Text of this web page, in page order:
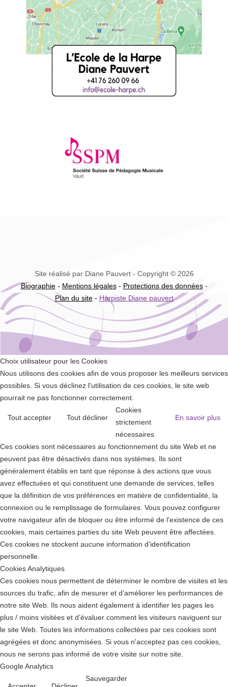
Site réalisé par Diane Pauvert - Copyright © 2026
Biographie- Mentions légales- Protections des données-
Plan du site- Harpiste Diane pauvert
Choix utilisateur pour les Cookies
Nous utilisons des cookies afin de vous proposer les meilleurs services
possibles. Si vous déclinez l'utilisation de ces cookies, le site web
pourrait ne pas fonctionner correctement.
Tout accepter Tout décliner En savoir plus
Cookies
strictement
nécessaires
Ces cookies sont nécessaires au fonctionnement du site Web et ne
peuvent pas être désactivés dans nos systèmes. Ils sont
généralement établis en tant que réponse à des actions que vous
avez effectuées et qui constituent une demande de services, telles
que la définition de vos préférences en matière de confidentialité, la
connexion ou le remplissage de formulaires. Vous pouvez configurer
votre navigateur afin de bloquer ou être informé de l'existence de ces
cookies, mais certaines parties du site Web peuvent être affectées.
Ces cookies ne stockent aucune information d’identification
personnelle.
Cookies Analytiques
Ces cookies nous permettent de déterminer le nombre de visites et les
sources du trafic, afin de mesurer et d’améliorer les performances de
notre site Web. Ils nous aident également à identifier les pages les
plus / moins visitées et d’évaluer comment les visiteurs naviguent sur
le site Web. Toutes les informations collectées par ces cookies sont
agrégées et donc anonymisées. Si vous n'acceptez pas ces cookies,
nous ne serons pas informé de votre visite sur notre site.
Google Analytics
Sauvegarder